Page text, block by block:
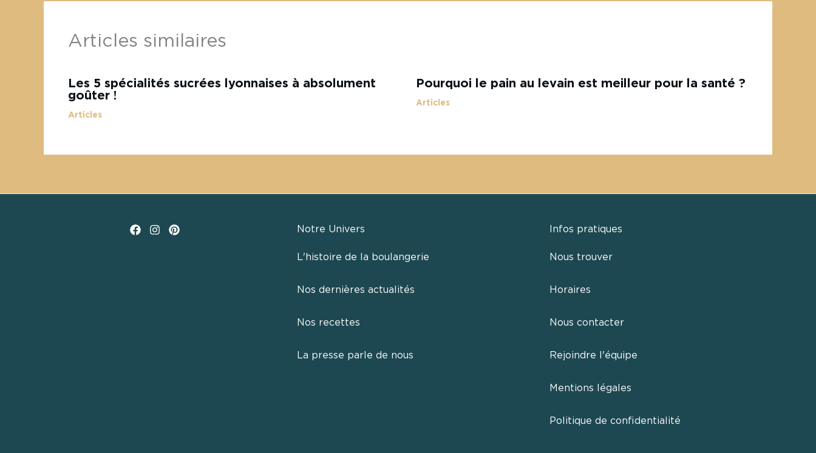
Articles similaires
Les 5 spécialités sucrées lyonnaises à absolument
goûter !
Articles
Pourquoi le pain au levain est meilleur pour la santé ?
Articles
Notre Univers
L'histoire de la boulangerie
Nos dernières actualités
Nos recettes
La presse parle de nous
Infos pratiques
Nous trouver
Horaires
Nous contacter
Rejoindre l'équipe
Mentions légales
Politique de confidentialité